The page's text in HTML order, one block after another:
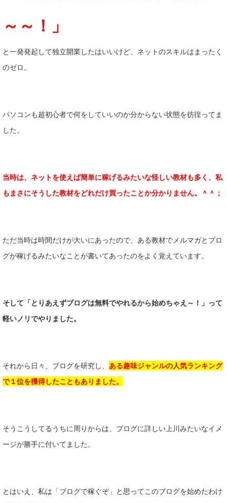
～～！」
と一発発起して独立開業したはいいけど、ネットのスキルはまったく
のゼロ。
パソコンも超初心者で何をしていいのか分からない状態を彷徨ってま
した。
当時は、ネットを使えば簡単に稼げるみたいな怪しい教材も多く、私
もまさにそうした教材をどれだけ買ったことか分かりません。＾＾；
ただ当時は時間だけが大いにあったので、ある教材でメルマガとブロ
グが稼げるみたいなことが書いてあったのをよく覚えています。
そして「とりあえずブログは無料でやれるから始めちゃえ～！」って
軽いノリでやりました。
それから日々、ブログを研究し、 ある趣味ジャンルの人気ランキング
で１位を獲得したこともありました。
そうこうしてるうちに周りからは、ブログに詳しい上川みたいなイメ
ージが勝手に付いてました。
とはいえ、私は「ブログで稼ぐぞ」と思ってこのブログを始めたわけ